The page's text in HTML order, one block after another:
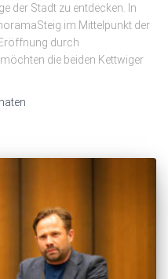
der Stadt zu entdecken. In
im Mittelpunkt der
durch
die beiden Kettwiger